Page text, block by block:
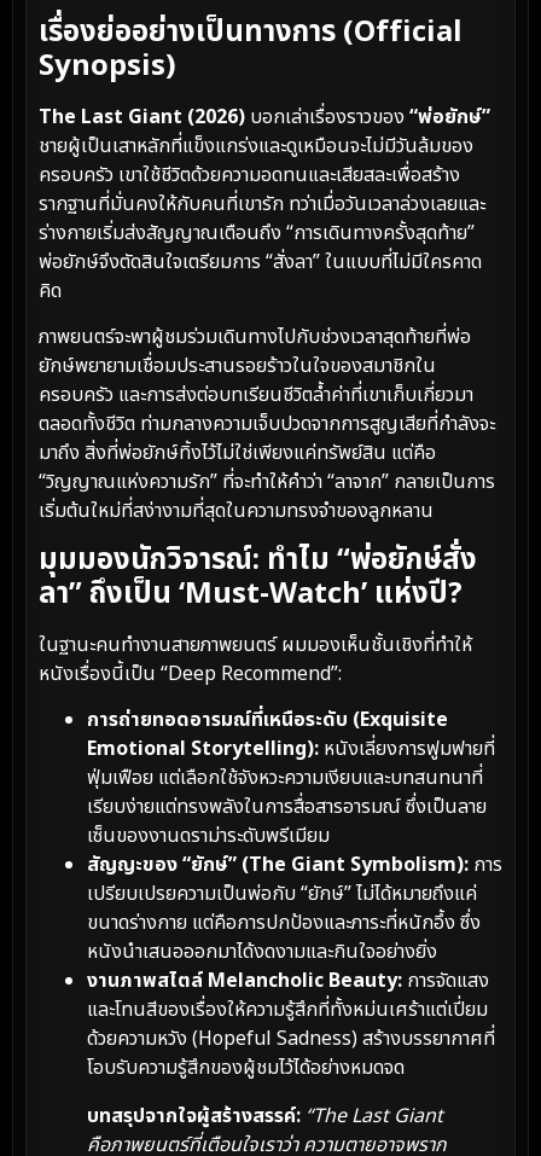
เรื่องย่ออย่างเป็นทางการ (Official
Synopsis)
The Last Giant (2026) บอกเล่าเรื่องราวของ “พ่อยักษ์”
ชายผู้เป็นเสาหลักที่แข็งแกร่งและดูเหมือนจะไม่มีวันล้มของ
ครอบครัว เขาใช้ชีวิตด้วยความอดทนและเสียสละเพื่อสร้าง
รากฐานที่มั่นคงให้กับคนที่เขารัก ทว่าเมื่อวันเวลาล่วงเลยและ
ร่างกายเริ่มส่งสัญญาณเตือนถึง “การเดินทางครั้งสุดท้าย”
พ่อยักษ์จึงตัดสินใจเตรียมการ “สั่งลา” ในแบบที่ไม่มีใครคาด
คิด
ภาพยนตร์จะพาผู้ชมร่วมเดินทางไปกับช่วงเวลาสุดท้ายที่พ่อ
ยักษ์พยายามเชื่อมประสานรอยร้าวในใจของสมาชิกใน
ครอบครัว และการส่งต่อบทเรียนชีวิตล้ำค่าที่เขาเก็บเกี่ยวมา
ตลอดทั้งชีวิต ท่ามกลางความเจ็บปวดจากการสูญเสียที่กำลังจะ
มาถึง สิ่งที่พ่อยักษ์ทิ้งไว้ไม่ใช่เพียงแค่ทรัพย์สิน แต่คือ
“วิญญาณแห่งความรัก” ที่จะทำให้คำว่า “ลาจาก” กลายเป็นการ
เริ่มต้นใหม่ที่สง่างามที่สุดในความทรงจำของลูกหลาน
มุมมองนักวิจารณ์: ทำไม “พ่อยักษ์สั่ง
ลา” ถึงเป็น ‘Must-Watch’ แห่งปี?
ในฐานะคนทำงานสายภาพยนตร์ ผมมองเห็นชั้นเชิงที่ทำให้
หนังเรื่องนี้เป็น “Deep Recommend”:
การถ่ายทอดอารมณ์ที่เหนือระดับ (Exquisite
Emotional Storytelling): หนังเลี่ยงการฟูมฟายที่
ฟุ่มเฟือย แต่เลือกใช้จังหวะความเงียบและบทสนทนาที่
เรียบง่ายแต่ทรงพลังในการสื่อสารอารมณ์ ซึ่งเป็นลาย
เซ็นของงานดราม่าระดับพรีเมียม
สัญญะของ “ยักษ์” (The Giant Symbolism): การ
เปรียบเปรยความเป็นพ่อกับ “ยักษ์” ไม่ได้หมายถึงแค่
ขนาดร่างกาย แต่คือการปกป้องและภาระที่หนักอึ้ง ซึ่ง
หนังนำเสนอออกมาได้งดงามและกินใจอย่างยิ่ง
งานภาพสไตล์ Melancholic Beauty: การจัดแสง
และโทนสีของเรื่องให้ความรู้สึกที่ทั้งหม่นเศร้าแต่เปี่ยม
ด้วยความหวัง (Hopeful Sadness) สร้างบรรยากาศที่
โอบรับความรู้สึกของผู้ชมไว้ได้อย่างหมดจด
บทสรุปจากใจผู้สร้างสรรค์: “The Last Giant
คือภาพยนตร์ที่เตือนใจเราว่า ความตายอาจพราก